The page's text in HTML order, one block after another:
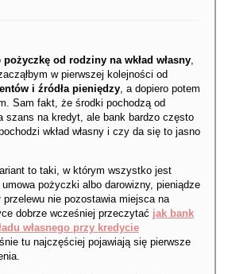
pożyczkę od rodziny na wkład własny,
w pierwszej kolejności od
i źródła pieniędzy, a dopiero potem
Sam fakt, że środki pochodzą od
szans na kredyt, ale bank bardzo często
wkład własny i czy da się to jasno
to taki, w którym wszystko jest
pożyczki albo darowizny, pieniądze
przelewu nie pozostawia miejsca na
dobrze wcześniej przeczytać jak bank
własnego przy kredycie
tu najczęściej pojawiają się pierwsze